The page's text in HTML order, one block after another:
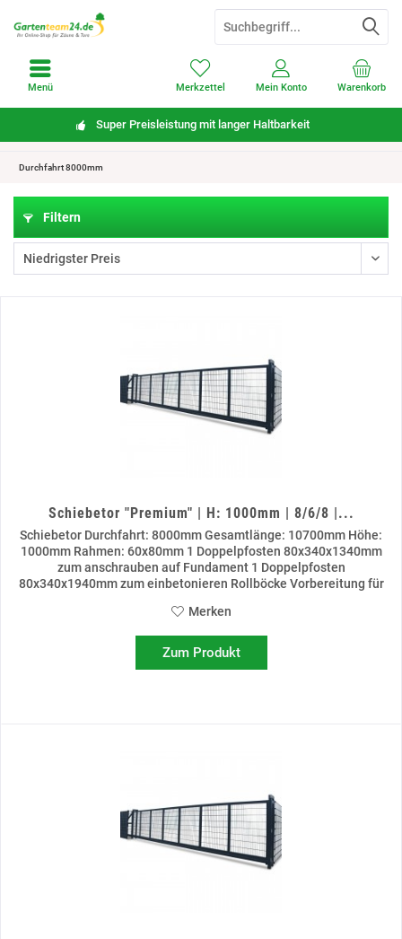
Super Preisleistung mit langer Haltbarkeit
Menü Warenkorb
Merkzettel Mein Konto
Durchfahrt 8000mm
Filtern
Schiebetor "Premium" | H: 1000mm | 8/6/8 |...
Schiebetor Durchfahrt: 8000mm Gesamtlänge: 10700mm Höhe:
1000mm Rahmen: 60x80mm 1 Doppelpfosten 80x340x1340mm
zum anschrauben auf Fundament 1 Doppelpfosten
80x340x1940mm zum einbetonieren Rollböcke Vorbereitung für
Merken
Zum Produkt